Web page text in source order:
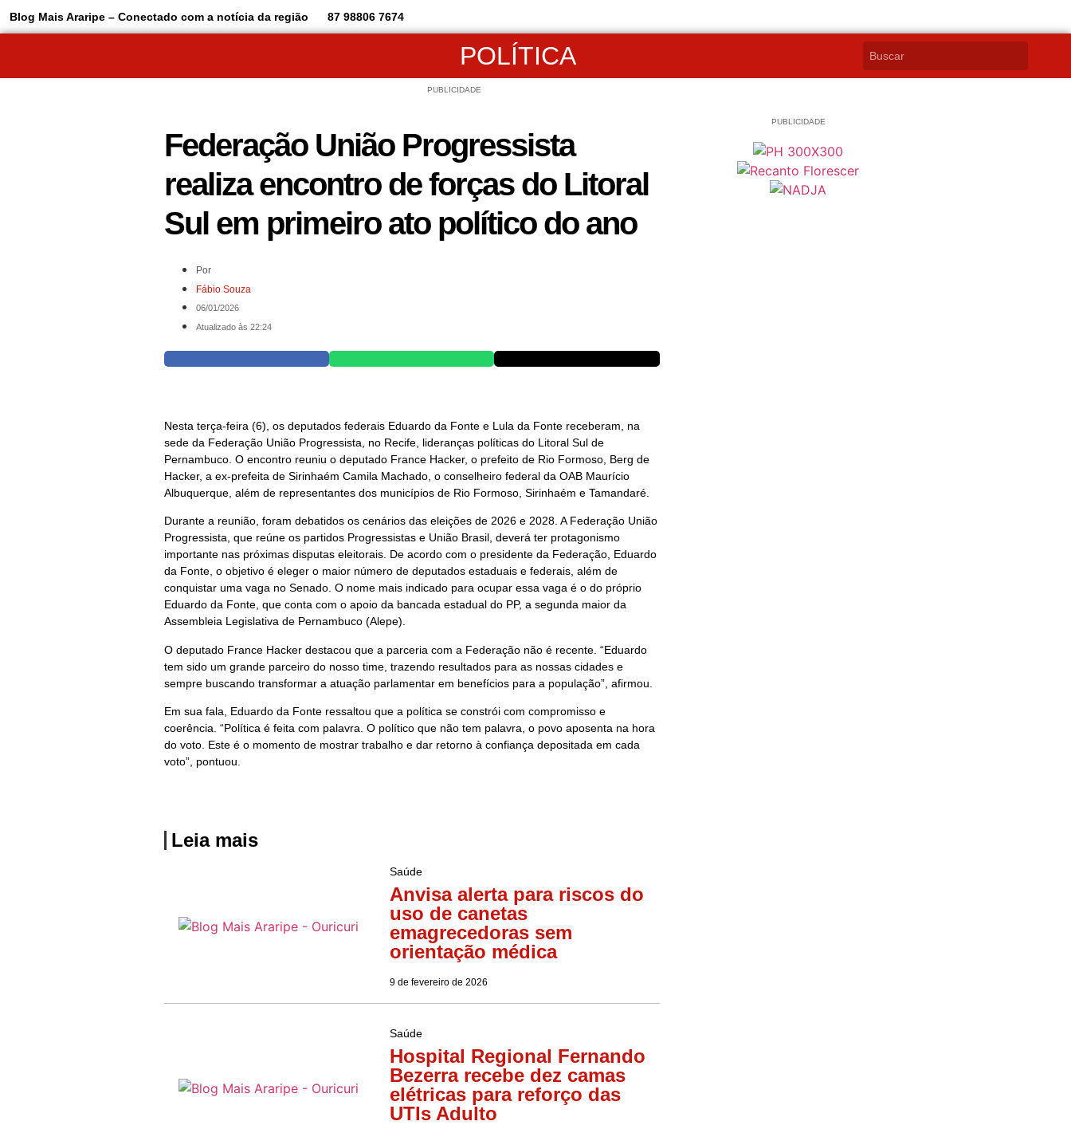
Blog Mais Araripe – Conectado com a notícia da região 87 98806 7674
POLÍTICA
PUBLICIDADE
Federação União Progressista
realiza encontro de forças do Litoral
Sul em primeiro ato político do ano
Por
Fábio Souza
06/01/2026
Atualizado às 22:24
Nesta terça-feira (6), os deputados federais Eduardo da Fonte e Lula da Fonte receberam, na
sede da Federação União Progressista, no Recife, lideranças políticas do Litoral Sul de
Pernambuco. O encontro reuniu o deputado France Hacker, o prefeito de Rio Formoso, Berg de
Hacker, a ex-prefeita de Sirinhaém Camila Machado, o conselheiro federal da OAB Maurício
Albuquerque, além de representantes dos municípios de Rio Formoso, Sirinhaém e Tamandaré.
Durante a reunião, foram debatidos os cenários das eleições de 2026 e 2028. A Federação União
Progressista, que reúne os partidos Progressistas e União Brasil, deverá ter protagonismo
importante nas próximas disputas eleitorais. De acordo com o presidente da Federação, Eduardo
da Fonte, o objetivo é eleger o maior número de deputados estaduais e federais, além de
conquistar uma vaga no Senado. O nome mais indicado para ocupar essa vaga é o do próprio
Eduardo da Fonte, que conta com o apoio da bancada estadual do PP, a segunda maior da
Assembleia Legislativa de Pernambuco (Alepe).
O deputado France Hacker destacou que a parceria com a Federação não é recente. “Eduardo
tem sido um grande parceiro do nosso time, trazendo resultados para as nossas cidades e
sempre buscando transformar a atuação parlamentar em benefícios para a população”, afirmou.
Em sua fala, Eduardo da Fonte ressaltou que a política se constrói com compromisso e
coerência. “Política é feita com palavra. O político que não tem palavra, o povo aposenta na hora
do voto. Este é o momento de mostrar trabalho e dar retorno à confiança depositada em cada
voto”, pontuou.
Leia mais
Saúde
Anvisa alerta para riscos do
uso de canetas
emagrecedoras sem
orientação médica
9 de fevereiro de 2026
Saúde
Hospital Regional Fernando
Bezerra recebe dez camas
elétricas para reforço das
UTIs Adulto
PUBLICIDADE